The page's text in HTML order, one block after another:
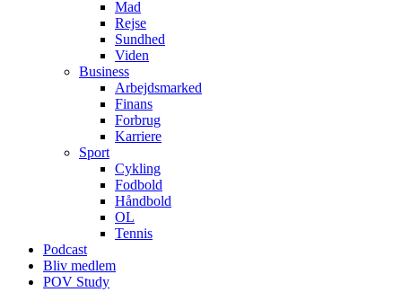
Mad
Rejse
Sundhed
Viden
Business
Arbejdsmarked
Finans
Forbrug
Karriere
Sport
Cykling
Fodbold
Håndbold
OL
Tennis
Podcast
Bliv medlem
POV Study